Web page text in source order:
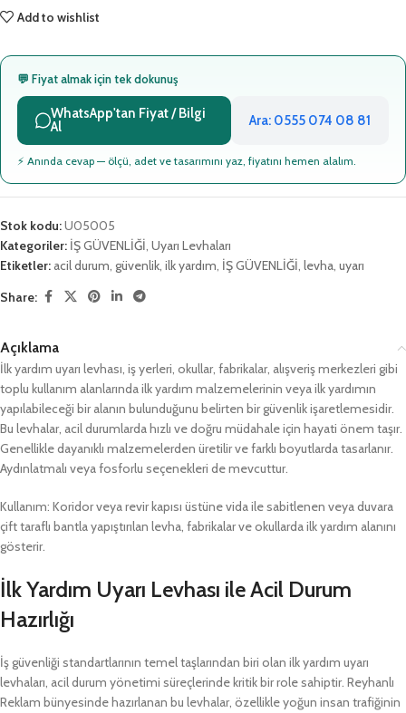
Add to wishlist
💬 Fiyat almak için tek dokunuş
WhatsApp'tan Fiyat / Bilgi
Al
Ara: 0555 074 08 81
⚡ Anında cevap — ölçü, adet ve tasarımını yaz, fiyatını hemen alalım.
Stok kodu:U05005
Kategoriler: İŞ GÜVENLİĞİ, Uyarı Levhaları
Etiketler:acil durum, güvenlik, ilk yardım, İŞ GÜVENLİĞİ, levha, uyarı
Share:
Açıklama
İlk yardım uyarı levhası, iş yerleri, okullar, fabrikalar, alışveriş merkezleri gibi
toplu kullanım alanlarında ilk yardım malzemelerinin veya ilk yardımın
yapılabileceği bir alanın bulunduğunu belirten bir güvenlik işaretlemesidir.
Bu levhalar, acil durumlarda hızlı ve doğru müdahale için hayati önem taşır.
Genellikle dayanıklı malzemelerden üretilir ve farklı boyutlarda tasarlanır.
Aydınlatmalı veya fosforlu seçenekleri de mevcuttur.
Kullanım: Koridor veya revir kapısı üstüne vida ile sabitlenen veya duvara
çift taraflı bantla yapıştırılan levha, fabrikalar ve okullarda ilk yardım alanını
gösterir.
İlk Yardım Uyarı Levhası ile Acil Durum
Hazırlığı
İş güvenliği standartlarının temel taşlarından biri olan ilk yardım uyarı
levhaları, acil durum yönetimi süreçlerinde kritik bir role sahiptir. Reyhanlı
Reklam bünyesinde hazırlanan bu levhalar, özellikle yoğun insan trafiğinin